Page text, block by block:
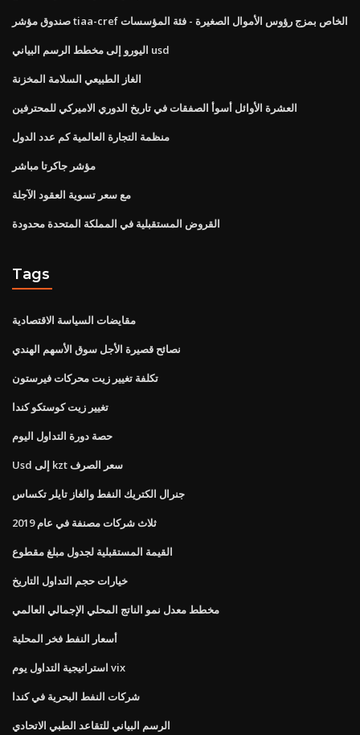
صندوق مؤشر tiaa-cref الخاص بمزج رؤوس الأموال الصغيرة - فئة المؤسسات
اليورو إلى مخطط الرسم البياني usd
الغاز الطبيعي السلامة المخزنة
العشرة الأوائل أسوأ الصفقات في تاريخ الدوري الاميركي للمحترفين
منظمة التجارة العالمية كم عدد الدول
مؤشر جاكرتا مباشر
مع سعر تسوية العقود الآجلة
القروض المستقبلية في المملكة المتحدة محدودة
Tags
مقايضات السياسة الاقتصادية
نصائح قصيرة الأجل سوق الأسهم الهندي
تكلفة تغيير زيت محركات فيرستون
تغيير زيت كوستكو كندا
حصة دورة التداول اليوم
Usd إلى kzt سعر الصرف
جنرال الكتريك النفط والغاز تايلر تكساس
ثلاث شركات مصنفة في عام 2019
القيمة المستقبلية لجدول مبلغ مقطوع
خيارات حجم التداول التاريخ
مخطط معدل نمو الناتج المحلي الإجمالي العالمي
أسعار النفط فخر المحلية
استراتيجية التداول يوم vix
شركات النفط البحرية في كندا
الرسم البياني للتقاعد الطبي الاتحادي